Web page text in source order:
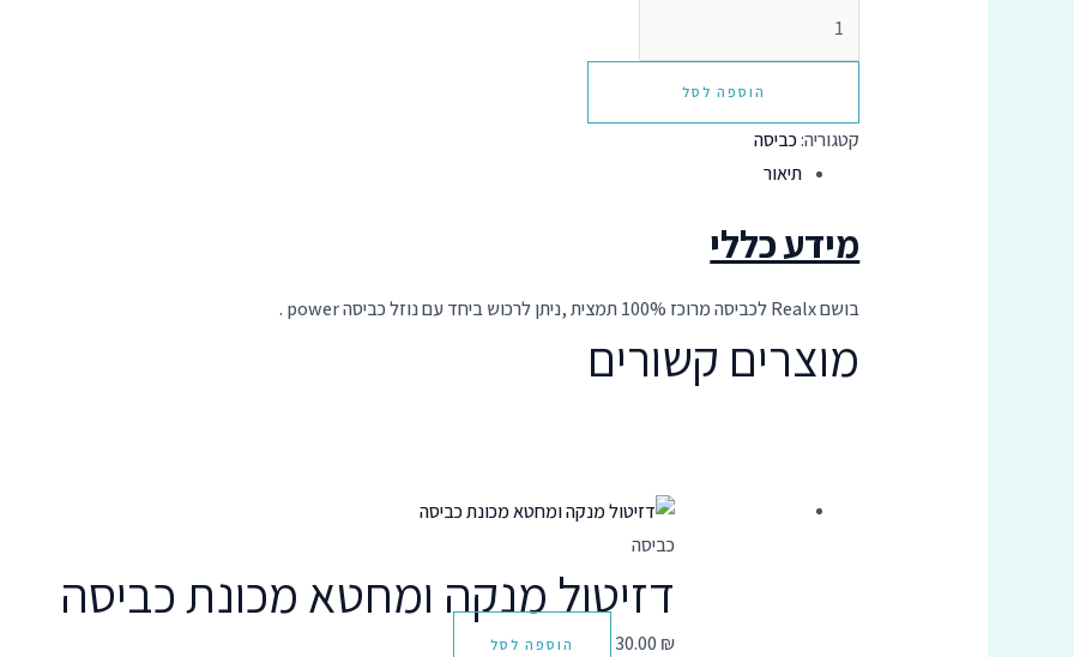
הוספה לסל
קטגוריה:כביסה
תיאור
מידע כללי
בושם Realx לכביסה מרוכז 100% תמצית ,ניתן לרכוש ביחד עם נוזל כביסה power .
מוצרים קשורים
כביסה
דזיטול מנקה ומחטא מכונת כביסה
30.00 ₪ הוספה לסל